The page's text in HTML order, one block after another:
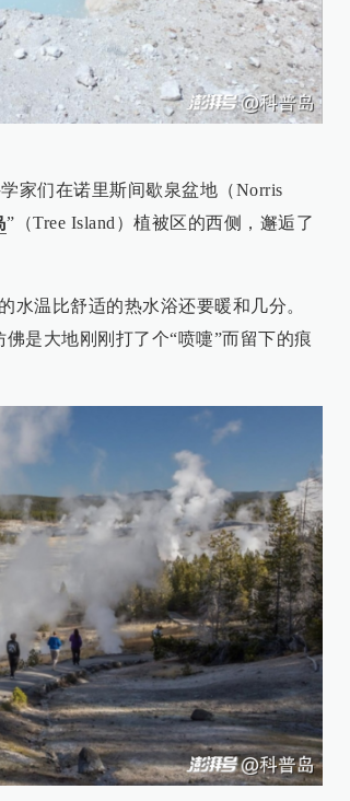
家们在诺里斯间歇泉盆地（Norris
”（Tree Island）植被区的西侧，邂逅了
温比舒适的热水浴还要暖和几分。
是大地刚刚打了个“喷嚏”而留下的痕